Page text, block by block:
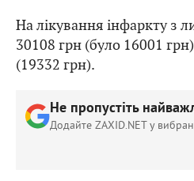
На лікування інфаркту з
30108 грн (було 16001
(19332 грн).
Не пропустіть
Додайте ZAXID.NET у